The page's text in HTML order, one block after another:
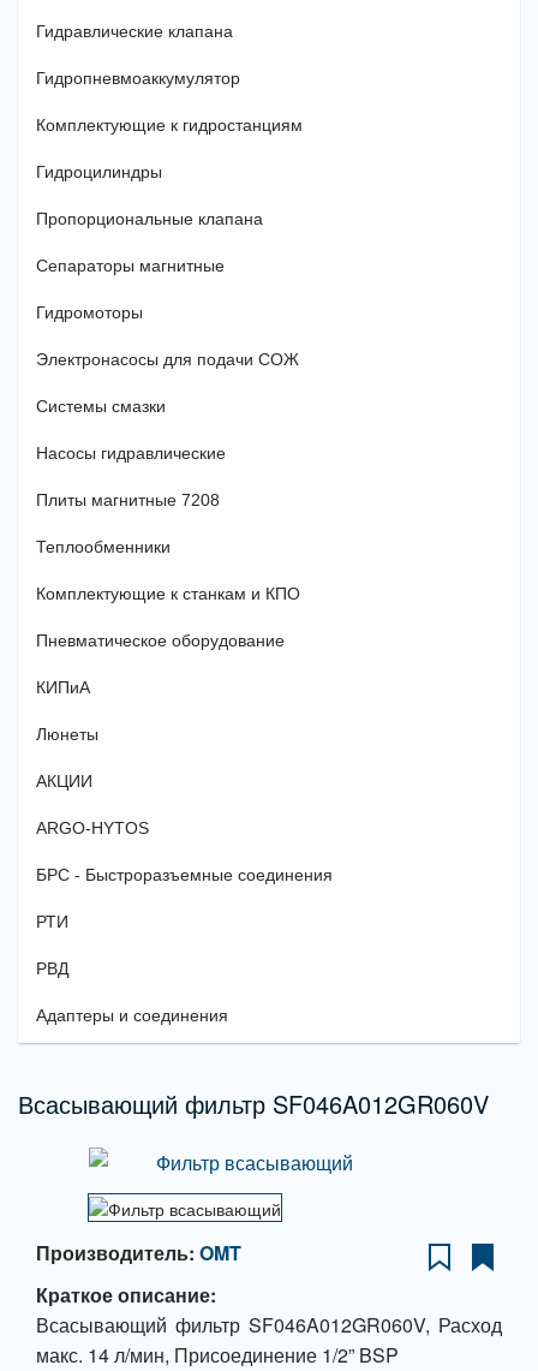
Гидравлические клапана
Гидропневмоаккумулятор
Комплектующие к гидростанциям
Гидроцилиндры
Пропорциональные клапана
Сепараторы магнитные
Гидромоторы
Электронасосы для подачи СОЖ
Системы смазки
Насосы гидравлические
Плиты магнитные 7208
Теплообменники
Комплектующие к станкам и КПО
Пневматическое оборудование
КИПиА
Люнеты
АКЦИИ
ARGO-HYTOS
БРС - Быстроразъемные соединения
РТИ
РВД
Адаптеры и соединения
Всасывающий фильтр SF046A012GR060V
Производитель: OMT
Краткое описание:
Всасывающий фильтр SF046A012GR060V, Расход
макс. 14 л/мин, Присоединение 1/2” BSP